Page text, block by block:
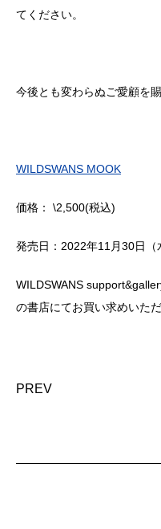
てください。
今後とも変わらぬご愛顧を
WILDSWANS MOOK
価格： \2,500(税込)
発売日： 2022年11 月30日（
WILDSWANS
の書店にてお買い求めいただ
PREV